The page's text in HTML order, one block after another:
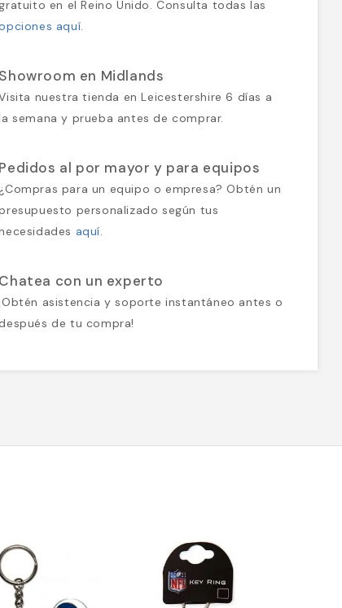
en el Reino Unido. Consulta todas las
aquí.
Showroom en Midlands
nuestra tienda en Leicestershire 6 días a
semana y prueba antes de comprar.
Pedidos al por mayor y para equipos
¿Compras para un equipo o empresa? Obtén un
personalizado según tus
aquí.
Chatea con un experto
asistencia y soporte instantáneo antes o
de tu compra!